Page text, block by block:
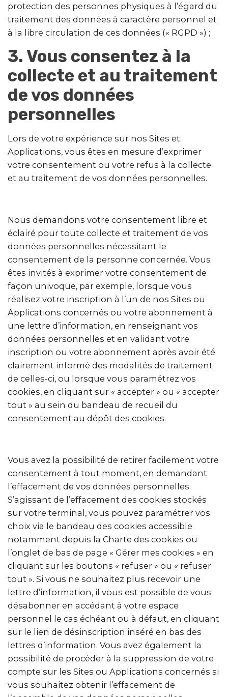
protection des personnes physiques à l’égard du
traitement des données à caractère personnel et
à la libre circulation de ces données (« RGPD ») ;
3. Vous consentez à la
collecte et au traitement
de vos données
personnelles
Lors de votre expérience sur nos Sites et
Applications, vous êtes en mesure d’exprimer
votre consentement ou votre refus à la collecte
et au traitement de vos données personnelles.
Nous demandons votre consentement libre et
éclairé pour toute collecte et traitement de vos
données personnelles nécessitant le
consentement de la personne concernée. Vous
êtes invités à exprimer votre consentement de
façon univoque, par exemple, lorsque vous
réalisez votre inscription à l’un de nos Sites ou
Applications concernés ou votre abonnement à
une lettre d’information, en renseignant vos
données personnelles et en validant votre
inscription ou votre abonnement après avoir été
clairement informé des modalités de traitement
de celles-ci, ou lorsque vous paramétrez vos
cookies, en cliquant sur « accepter » ou « accepter
tout » au sein du bandeau de recueil du
consentement au dépôt des cookies.
Vous avez la possibilité de retirer facilement votre
consentement à tout moment, en demandant
l’effacement de vos données personnelles.
S’agissant de l’effacement des cookies stockés
sur votre terminal, vous pouvez paramétrer vos
choix via le bandeau des cookies accessible
notamment depuis la Charte des cookies ou
l’onglet de bas de page « Gérer mes cookies » en
cliquant sur les boutons « refuser » ou « refuser
tout ». Si vous ne souhaitez plus recevoir une
lettre d’information, il vous est possible de vous
désabonner en accédant à votre espace
personnel le cas échéant ou à défaut, en cliquant
sur le lien de désinscription inséré en bas des
lettres d’information. Vous avez également la
possibilité de procéder à la suppression de votre
compte sur les Sites ou Applications concernés si
vous souhaitez obtenir l’effacement de